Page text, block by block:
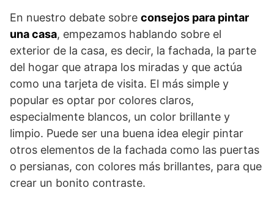
En nuestro debate sobre consejos para pintar
una casa, empezamos hablando sobre el
exterior de la casa, es decir, la fachada, la parte
del hogar que atrapa los miradas y que actúa
como una tarjeta de visita. El más simple y
popular es optar por colores claros,
especialmente blancos, un color brillante y
limpio. Puede ser una buena idea elegir pintar
otros elementos de la fachada como las puertas
o persianas, con colores más brillantes, para que
crear un bonito contraste.